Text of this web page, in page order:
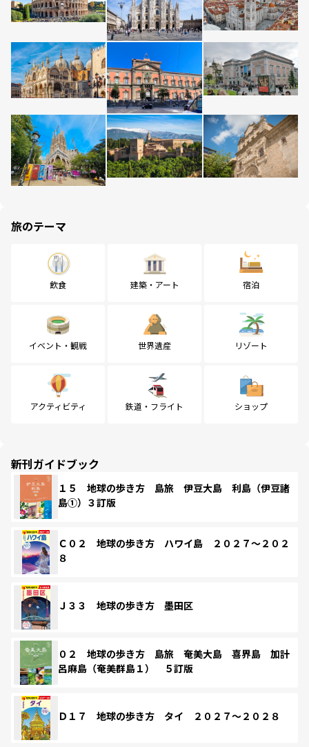
旅のテーマ
飲食 建築・アート 宿泊
イベント・観戦 世界遺産 リゾート
アクティビティ 鉄道・フライト ショップ
新刊ガイドブック
１５ 地球の歩き方 島旅 伊豆大島 利島（伊豆諸
島①）３訂版
Ｃ０２ 地球の歩き方 ハワイ島 ２０２７～２０２
８
Ｊ３３ 地球の歩き方 墨田区
０２ 地球の歩き方 島旅 奄美大島 喜界島 加計
呂麻島（奄美群島１） ５訂版
Ｄ１７ 地球の歩き方 タイ ２０２７～２０２８